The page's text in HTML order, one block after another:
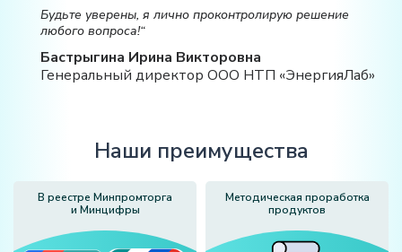
Будьте уверены, я лично проконтролирую решение
любого вопроса!“
Бастрыгина Ирина Викторовна
Генеральный директор ООО НТП «ЭнергияЛаб»
Наши преимущества
В реестре Минпромторга
и Минцифры
Методическая проработка
продуктов